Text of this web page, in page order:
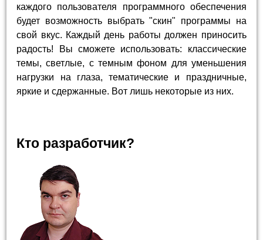
каждого пользователя программного обеспечения
будет возможность выбрать "скин" программы на
свой вкус. Каждый день работы должен приносить
радость! Вы сможете использовать: классические
темы, светлые, с темным фоном для уменьшения
нагрузки на глаза, тематические и праздничные,
яркие и сдержанные. Вот лишь некоторые из них.
Кто разработчик?